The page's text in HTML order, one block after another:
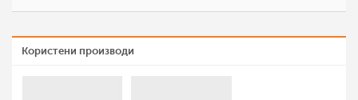
Користени производи